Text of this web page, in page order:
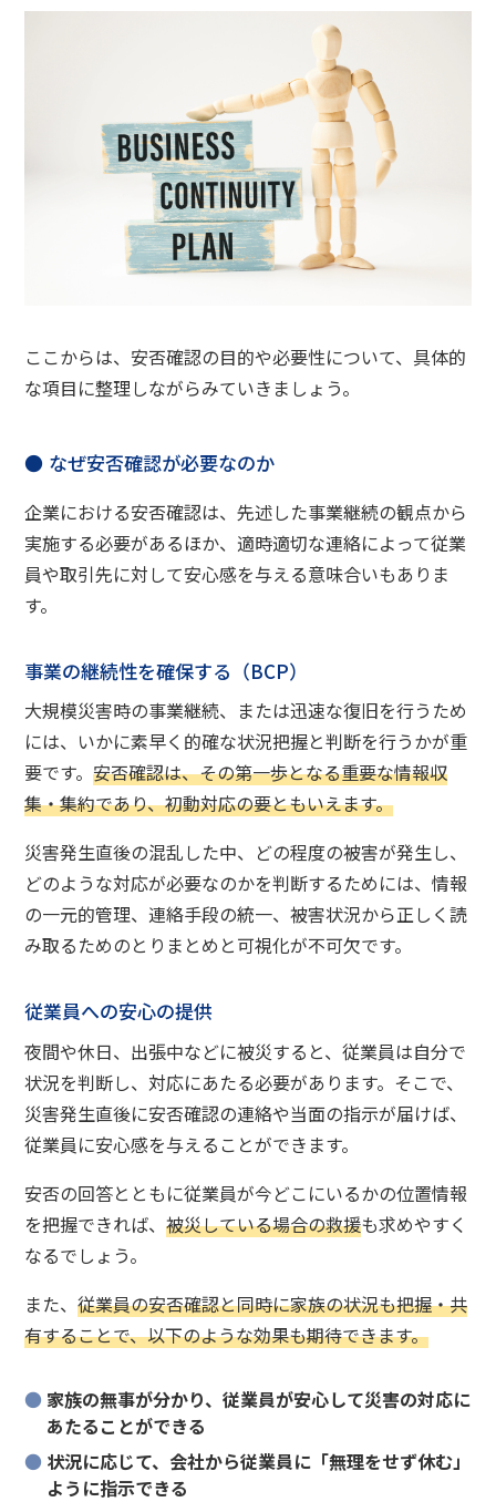
ここからは、安否確認の目的や必要性について、具体的
な項目に整理しながらみていきましょう。
なぜ安否確認が必要なのか
企業における安否確認は、先述した事業継続の観点から
実施する必要があるほか、適時適切な連絡によって従業
員や取引先に対して安心感を与える意味合いもありま
す。
事業の継続性を確保する（BCP）
大規模災害時の事業継続、または迅速な復旧を行うため
には、いかに素早く的確な状況把握と判断を行うかが重
要です。安否確認は、その第一歩となる重要な情報収
集・集約であり、初動対応の要ともいえます。
災害発生直後の混乱した中、どの程度の被害が発生し、
どのような対応が必要なのかを判断するためには、情報
の一元的管理、連絡手段の統一、被害状況から正しく読
み取るためのとりまとめと可視化が不可欠です。
従業員への安心の提供
夜間や休日、出張中などに被災すると、従業員は自分で
状況を判断し、対応にあたる必要があります。そこで、
災害発生直後に安否確認の連絡や当面の指示が届けば、
従業員に安心感を与えることができます。
安否の回答とともに従業員が今どこにいるかの位置情報
を把握できれば、被災している場合の救援も求めやすく
なるでしょう。
また、従業員の安否確認と同時に家族の状況も把握・共
有することで、以下のような効果も期待できます。
家族の無事が分かり、従業員が安心して災害の対応に
あたることができる
状況に応じて、会社から従業員に「無理をせず休む」
ように指示できる